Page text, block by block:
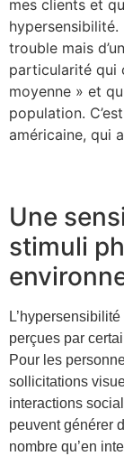
mes clients et
hypersensibilité.
trouble mais
particularité qui
moyenne » et
population.
américaine, qui
Une
stimuli
perçues par
Pour les
sollicitations
interactions
peuvent générer
nombre qu’en